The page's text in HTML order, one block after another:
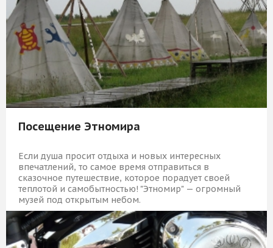
Посещение Этномира
Если душа просит отдыха и новых интересных
впечатлений, то самое время отправиться в
сказочное путешествие, которое порадует своей
теплотой и самобытностью! "Этномир" — огромный
музей под открытым небом.